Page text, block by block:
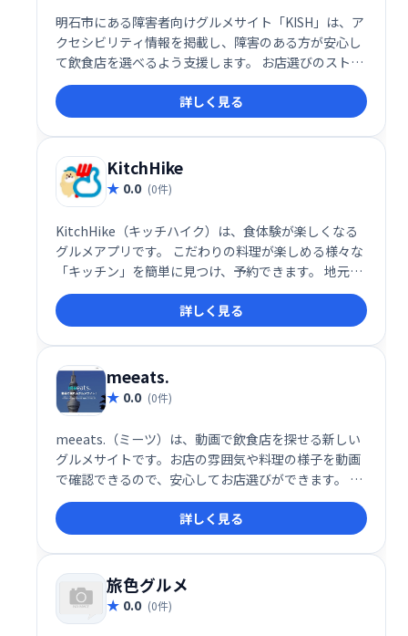
明石市にある障害者向けグルメサイト「KISH」は、ア
クセシビリティ情報を掲載し、障害のある方が安心し
て飲食店を選べるよう支援します。 お店選びのストレ
スを軽減し、快適な外食体験を提供します。 明石で美
味しい食事を楽しみたい障害者の方、そしてそのご家
族にとって、頼りになる情報サイトです。
詳しく見る
KitchHike
0.0 (0件)
KitchHike（キッチハイク）は、食体験が楽しくなる
グルメアプリです。 こだわりの料理が楽しめる様々な
「キッチン」を簡単に見つけ、予約できます。 地元の
人と交流しながら、特別な食の思い出を創りません
か？ 新しいグルメ体験で、あなたの食の世界を広げま
しょう！
詳しく見る
meeats.
0.0 (0件)
meeats.（ミーツ）は、動画で飲食店を探せる新しい
グルメサイトです。お店の雰囲気や料理の様子を動画
で確認できるので、安心してお店選びができます。 豊
富な飲食店情報と魅力的な動画で、あなたにぴったり
のお店を見つけましょう！詳しく見る
旅色グルメ
0.0 (0件)